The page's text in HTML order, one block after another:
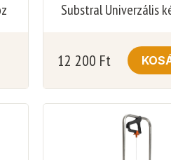
Substral Univerzális
12 200 Ft